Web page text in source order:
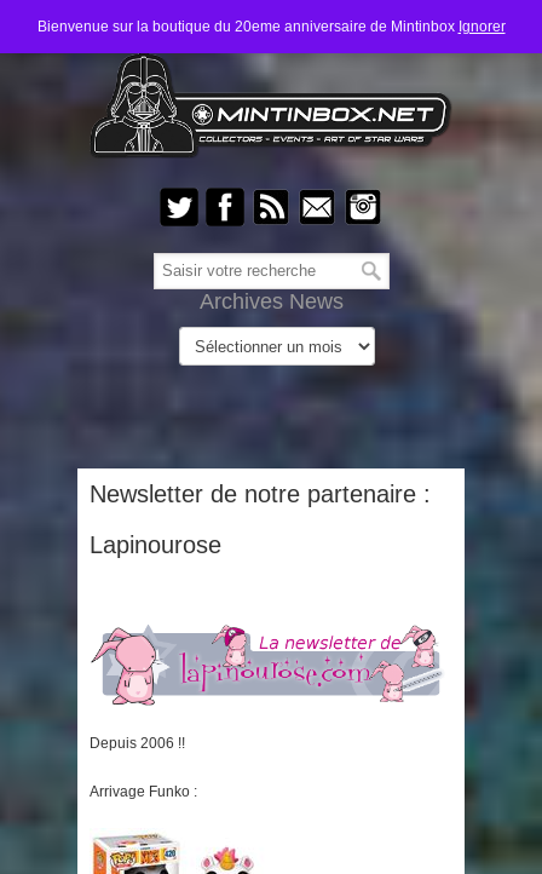
Bienvenue sur la boutique du 20eme anniversaire de Mintinbox Ignorer
Archives News
Newsletter de notre partenaire :
Lapinourose
Depuis 2006 !!
Arrivage Funko :